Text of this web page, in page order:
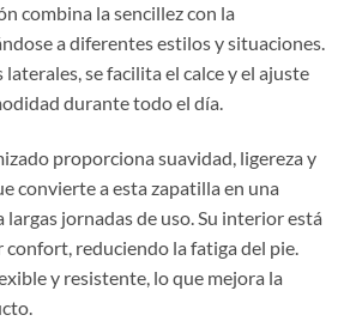
combina la sencillez con la
a diferentes estilos y situaciones.
se facilita el calce y el ajuste
durante todo el día.
proporciona suavidad, ligereza y
convierte a esta zapatilla en una
largas jornadas de uso. Su interior está
confort, reduciendo la fatiga del pie.
y resistente, lo que mejora la